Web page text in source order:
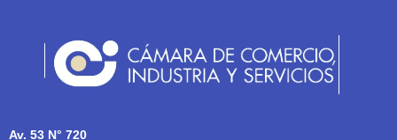
Av. 53 N° 720